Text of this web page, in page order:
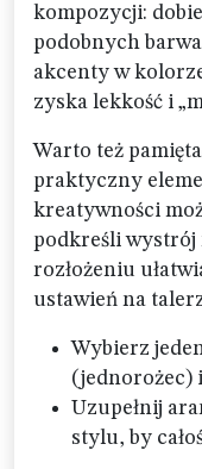
kompozycji:
podobnych
akcenty w
zyska lekkość i
Warto też
praktyczny
kreatywności
podkreśli wystrój
rozłożeniu
ustawień na
Wybierz
(jednorożec)
Uzupełnij
stylu, by